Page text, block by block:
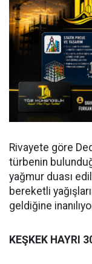
Rivayete göre
türbenin
yağmur duası
bereketli
geldiğine
KEŞKEK HAYRI